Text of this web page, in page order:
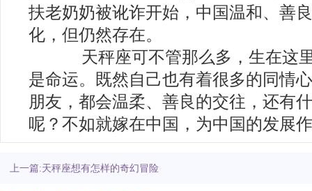
扶老奶奶被讹诈开始，中国温和、善
化，但仍然存在。
天秤座可不管那么多，生在这
是命运。既然自己也有着很多的同情
朋友，都会温柔、善良的交往，还有
呢？不如就嫁在中国，为中国的发展
上一篇:天秤座想有怎样的奇幻冒险